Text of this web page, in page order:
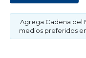
Agrega Cadena del
medios preferidos